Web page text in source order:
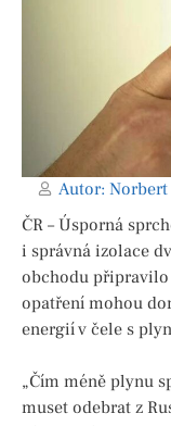
Autor: Norbert
ČR – Úsporná
i správná izolace
obchodu připravilo
opatření mohou
energií v čele s
„Čím méně plynu
muset odebrat z